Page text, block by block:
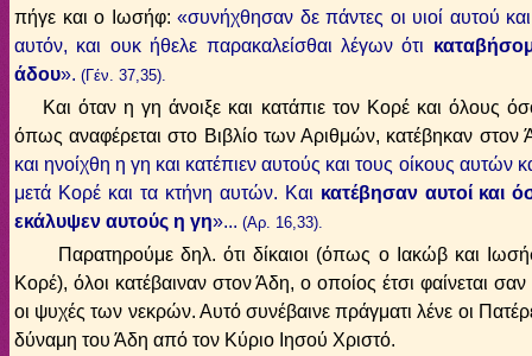
πήγε και ο Ιωσήφ:«συνήχθησαν δε πάντες οι υιοί αυτού
αυτόν, και ουκ ήθελε παρακαλείσθαι λέγων ότι
άδου». (Γέν. 37,35).
Και όταν η γη άνοιξε και κατάπιε τον Κορέ και όλους
όπως αναφέρεται στο Βιβλίο των Αριθμών, κατέβηκαν στον
και ηνοίχθη η γη και κατέπιεν αυτούς και τους οίκους
μετά Κορέ και τα κτήνη αυτών. Και κατέβησαν αυτοί και
εκάλυψεν αυτούς η γη»... (Αρ. 16,33).
Παρατηρούμε δηλ. ότι δίκαιοι (όπως ο Ιακώβ και
Κορέ), όλοι κατέβαιναν στον Άδη, ο οποίος έτσι φαίνεται
οι ψυχές των νεκρών. Αυτό συνέβαινε πράγματι λένε οι
δύναμη του Άδη από τον Κύριο Ιησού Χριστό.